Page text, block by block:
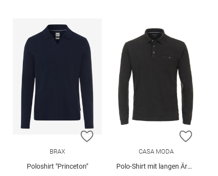
ZUR WUNSCHLISTE HINZUFÜGEN
BRAX
Poloshirt "Princeton"
ZUR
CASA MODA
Polo-Shirt mit langen Ärmeln